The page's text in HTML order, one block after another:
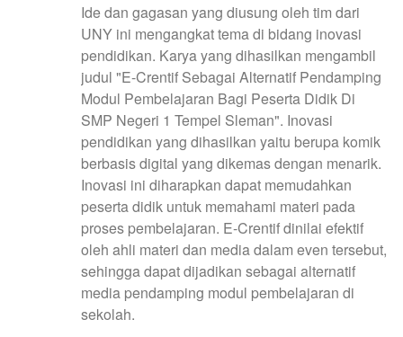
Ide dan gagasan yang diusung oleh tim dari
UNY ini mengangkat tema di bidang inovasi
pendidikan. Karya yang dihasilkan mengambil
judul "E-Crentif Sebagai Alternatif Pendamping
Modul Pembelajaran Bagi Peserta Didik Di
SMP Negeri 1 Tempel Sleman". Inovasi
pendidikan yang dihasilkan yaitu berupa komik
berbasis digital yang dikemas dengan menarik.
Inovasi ini diharapkan dapat memudahkan
peserta didik untuk memahami materi pada
proses pembelajaran. E-Crentif dinilai efektif
oleh ahli materi dan media dalam even tersebut,
sehingga dapat dijadikan sebagai alternatif
media pendamping modul pembelajaran di
sekolah.